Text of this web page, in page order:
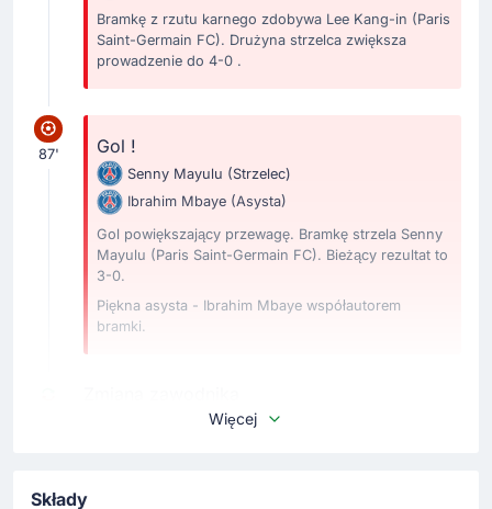
Bramkę z rzutu karnego zdobywa Lee Kang-in (Paris
Saint-Germain FC). Drużyna strzelca zwiększa
prowadzenie do 4-0 .
87' Gol !
Senny Mayulu (Strzelec)
Ibrahim Mbaye (Asysta)
Gol powiększający przewagę. Bramkę strzela Senny
Mayulu (Paris Saint-Germain FC). Bieżący rezultat to
3-0.
Piękna asysta - Ibrahim Mbaye współautorem
bramki.
boiska schodzi Desire Doue. Na boisko wchodzi Ibrahim
Więcej
Składy